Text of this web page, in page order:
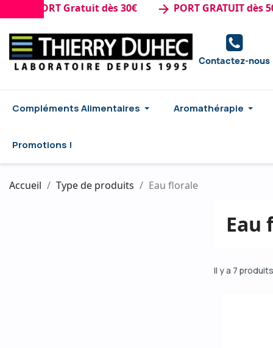
: PORT Gratuit dès 30€ PORT GRATUIT dès
Contactez-nous
Compléments Alimentaires Aromathérapie
Promotions !
Accueil Type de produits Eau florale
Eau
Il y a 7